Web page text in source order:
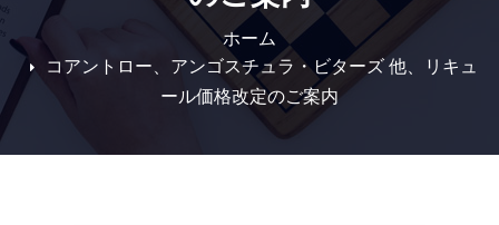
ホーム
コアントロー、アンゴスチュラ・ビターズ 他、リキュ
ール価格改定のご案内